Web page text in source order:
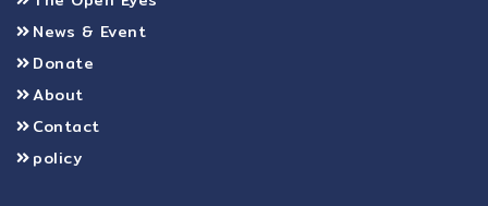
News & Event
Donate
About
Contact
policy